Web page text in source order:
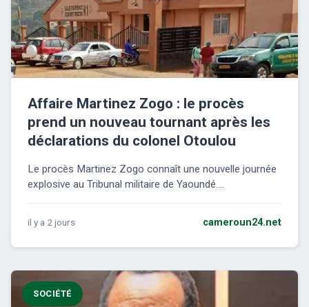
Affaire Martinez Zogo : le procès
prend un nouveau tournant après les
déclarations du colonel Otoulou
Le procès Martinez Zogo connaît une nouvelle journée
explosive au Tribunal militaire de Yaoundé....
il y a 2 jours cameroun24.net
SOCIÉTÉ